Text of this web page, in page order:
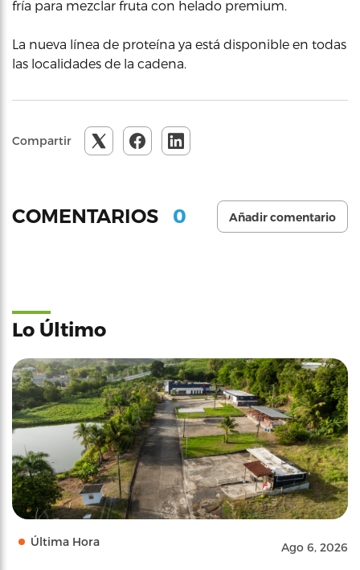
fría para mezclar fruta con helado premium.
La nueva línea de proteína ya está disponible en todas
las localidades de la cadena.
Compartir
COMENTARIOS 0 Añadir comentario
Lo Último
Última Hora Ago 6, 2026